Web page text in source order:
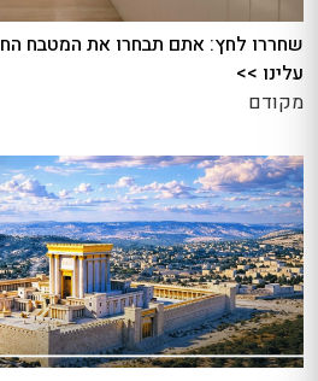
שחררו לחץ: אתם תבחרו את המטבח
עלינו >>
מקודם